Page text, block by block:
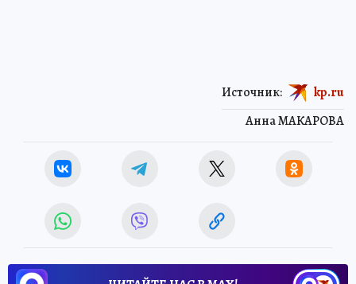
Анна МАКАРОВА
Источник: kp.ru